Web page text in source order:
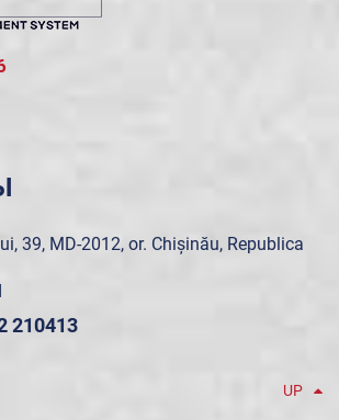
39, MD-2012, or. Chișinău, Republica
210413
UP